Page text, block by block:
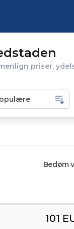
priser,
Bedøm
101